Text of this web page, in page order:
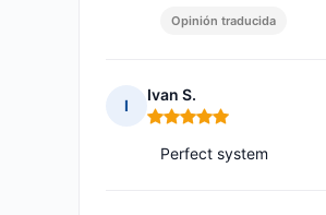
Opinión traducida
I
Ivan S.
Nota: 5 de 5
Perfect system